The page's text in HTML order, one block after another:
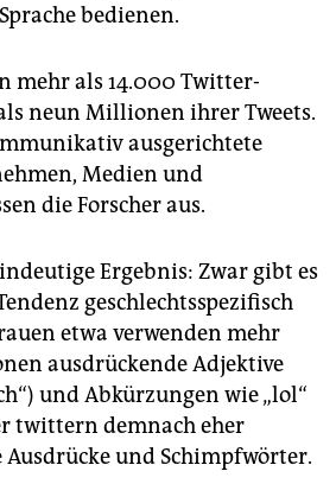
bedienen.
mehr als 14.000 Twitter-
neun Millionen ihrer Tweets.
ausgerichtete
Medien und
die Forscher aus.
Ergebnis: Zwar gibt es
geschlechtsspezifisch
etwa verwenden mehr
ausdrückende Adjektive
und Abkürzungen wie „lol“
twittern demnach eher
Ausdrücke und Schimpfwörter.